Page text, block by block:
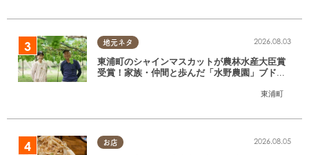
地元ネタ
東浦町
2026.08.03
東浦町のシャインマスカットが農林水産大臣賞
受賞！家族・仲間と歩んだ「水野農園」ブドウ
お店 2026.08.05